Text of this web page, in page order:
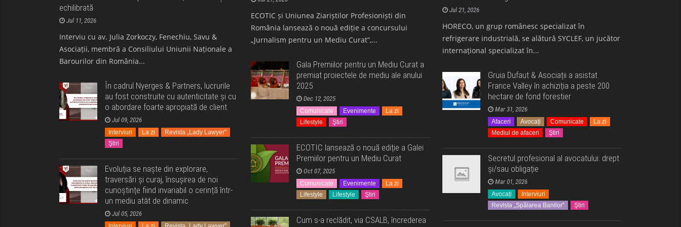
echilibrată
Jul 11, 2026
Interviu cu av. Julia Zorkoczy, Fenechiu, Savu &
Asociații, membră a Consiliului Uniunii Naționale a
Barourilor din România...
În cadrul Nyerges & Partners, lucrurile
au fost construite cu autenticitate și cu
o abordare foarte apropiată de client
Jul 09, 2026
Interviuri La zi
Revista „Lady Lawyer”
Ştiri
Evoluția se naște din explorare,
traversări și curaj, însușirea de noi
cunoștințe fiind invariabil o cerință într-
un mediu atât de dinamic
Jul 05, 2026
ECOTIC și Uniunea Ziariștilor Profesioniști din
România lansează o nouă ediție a concursului
„Jurnalism pentru un Mediu Curat”,...
Gala Premiilor pentru un Mediu Curat a
premiat proiectele de mediu ale anului
2025
Dec 12, 2025
Comunicate Evenimente
La zi
Lifestyle
Ştiri
ECOTIC lansează o nouă ediție a Galei
Premiilor pentru un Mediu Curat
Oct 07, 2025
Comunicate Evenimente
La zi
Lifestyle
Lifestyle Ştiri
Cum s-a reclădit, via CSALB, încrederea
Jul 21, 2026
HORECO, un grup românesc specializat în
refrigerare industrială, se alătură SYCLEF, un jucător
internațional specializat în...
Gruia Dufaut & Asociații a asistat
France Valley în achiziția a peste 200
hectare de fond forestier
Mar 31, 2026
Afaceri Avocați Comunicate
La zi
Mediul de afaceri
Ştiri
Secretul profesional al avocatului: drept
și/sau obligație
Mar 01, 2026
Avocați
Interviuri
Revista „Spălarea Banilor”
Ştiri